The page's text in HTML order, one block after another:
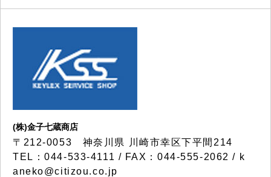
(株)金子七蔵商店
〒212-0053 神奈川県 川崎市幸区下平間214
TEL：044-533-4111 / FAX：044-555-2062 / k
aneko@citizou.co.jp